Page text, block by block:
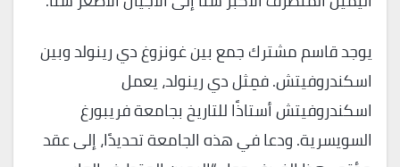
يوجد قاسم مشترك جمع بين غونزوغ دي رينولد وبين
اسكندروفيتش. فمِثل دي رينولد، يعمل
اسكندروفيتش أستاذًا للتاريخ بجامعة فريبورغ
السويسرية. ودعا في هذه الجامعة تحديدًا، إلى عقد